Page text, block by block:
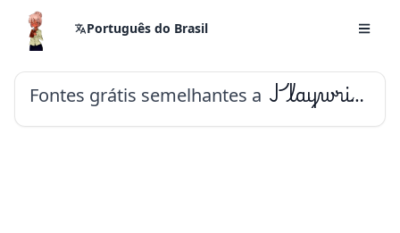
Português do Brasil
Fontes grátis semelhantes a Playwrite FR Trad